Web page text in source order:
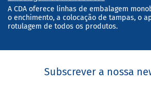
A CDA oferece linhas de embalagem
o enchimento, a colocação de tampas, o
rotulagem de todos os produtos.
Subscrever a nossa